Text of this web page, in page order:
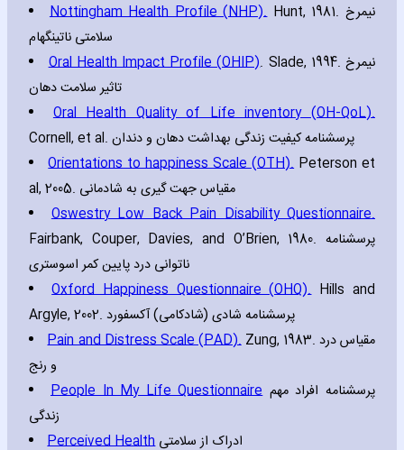
Nottingham Health Profile (NHP).Hunt‚ 1981. نیمرخ
سلامتی ناتینگهام
Oral Health Impact Profile (OHIP). Slade‚ 1994. نیمرخ
تاثیر سلامت دهان
Oral Health Quality of Life inventory (OH-QoL).
Cornell‚ et al. پرسشنامه کیفیت زندگی بهداشت دهان و دندان
Orientations to happiness Scale (OTH).Peterson et
al‚ 2005. مقیاس جهت گیری به شادمانی
Oswestry Low Back Pain Disability Questionnaire.
Fairbank‚ Couper‚ Davies‚ and O’Brien‚ 1980. پرسشنامه
ناتوانی درد پایین کمر اسوستری
Oxford Happiness Questionnaire (OHQ).Hills and
Argyle‚ 2002. پرسشنامه شادی (شادکامی) آکسفورد
Pain and Distress Scale (PAD).Zung‚ 1983. مقیاس درد
و رنج
People In My Life Questionnaireپرسشنامه افراد مهم
زندگی
Perceived Healthادراک از سلامتی